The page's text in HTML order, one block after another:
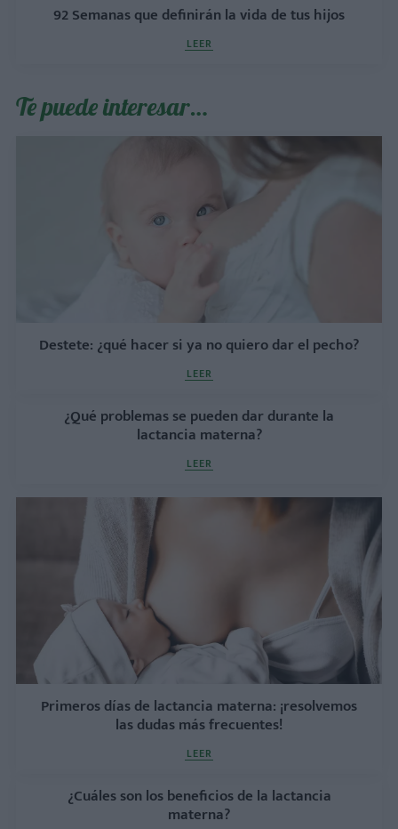
92 Semanas que definirán la vida de tus hijos
LEER
Te puede interesar…
Destete: ¿qué hacer si ya no quiero dar el pecho?
LEER
¿Qué problemas se pueden dar durante la
lactancia materna?
LEER
Primeros días de lactancia materna: ¡resolvemos
las dudas más frecuentes!
LEER
¿Cuáles son los beneficios de la lactancia
materna?